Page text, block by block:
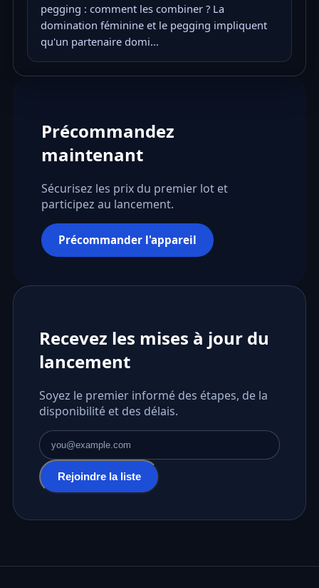
pegging : comment les combiner ? La
domination féminine et le pegging impliquent
qu'un partenaire domi...
Précommandez
maintenant
Sécurisez les prix du premier lot et
participez au lancement.
Précommander l'appareil
Recevez les mises à jour du
lancement
Soyez le premier informé des étapes, de la
disponibilité et des délais.
Adresse e-mail
Rejoindre la liste